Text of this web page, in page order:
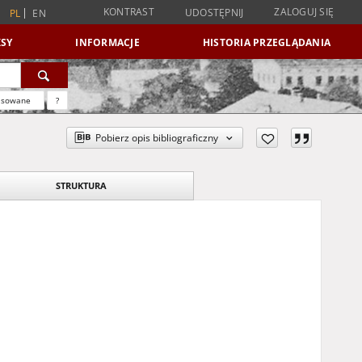
PL EN KONTRAST UDOSTĘPNIJ ZALOGUJ SIĘ
INFORMACJE HISTORIA PRZEGLĄDANIA
?
Pobierz opis bibliograficzny
STRUKTURA